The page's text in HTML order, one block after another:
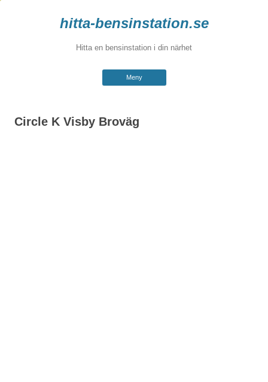
hitta-bensinstation.se
Hitta en bensinstation i din närhet
Meny
Hoppa
till
Circle K Visby Broväg